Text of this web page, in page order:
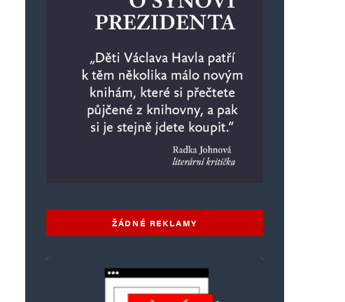
ŽÁDNÉ REKLAMY